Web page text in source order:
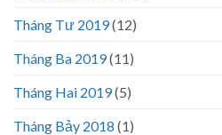
Tháng Tư 2019(12)
Tháng Ba 2019(11)
Tháng Hai 2019(5)
Tháng Bảy 2018 (1)